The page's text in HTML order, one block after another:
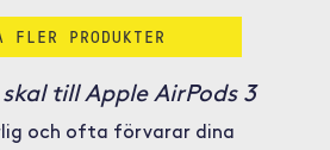
FLER PRODUKTER
till Apple AirPods 3
och ofta förvarar dina